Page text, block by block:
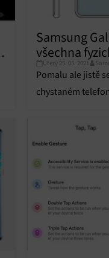
Samsung
všechna
bude pouze
Úterý 25. 05. 2021
Pomalu ale jistě
chystaném